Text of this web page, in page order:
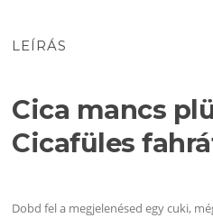
mennyiség
LEÍRÁS
Cica mancs
Cicafüles
Dobd fel a megjelenésed egy cuki,